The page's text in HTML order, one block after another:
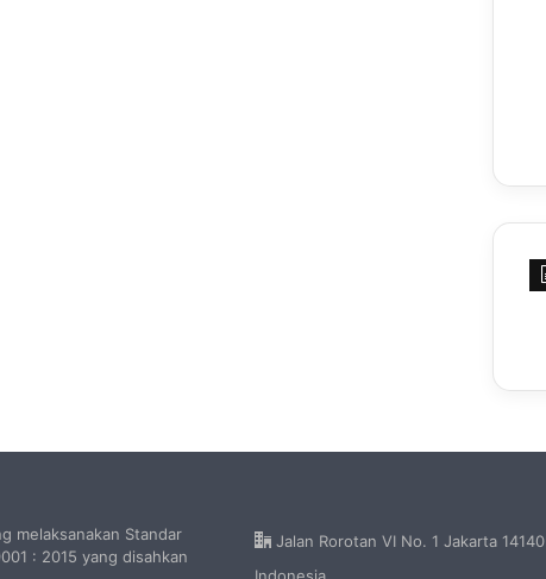
melaksanakan Standar
: 2015 yang disahkan
Jalan Rorotan VI No. 1 Jakarta 14140
Indonesia